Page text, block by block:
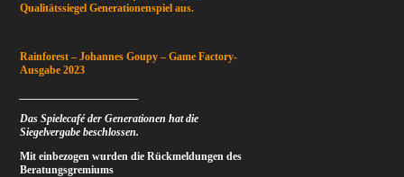
Qualitätssiegel Generationenspiel aus.
Rainforest – Johannes Goupy – Game Factory-
Ausgabe 2023
Das Spielecafé der Generationenhat die
Siegelvergabe beschlossen.
Mit einbezogen wurden die Rückmeldungen des
Beratungsgremiums